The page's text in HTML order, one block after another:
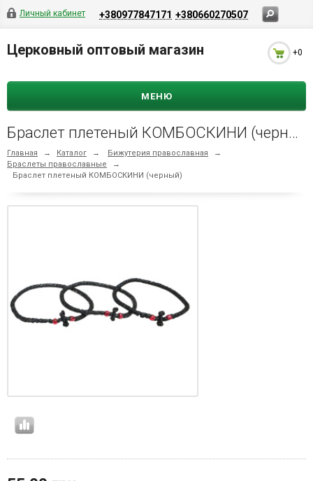
Личный кабинет +380977847171 +380660270507
Церковный оптовый магазин +0
МЕНЮ
Браслет плетеный КОМБОСКИНИ (черный)
Главная → Каталог → Бижутерия православная
→
Браслеты православные
→
Браслет плетеный КОМБОСКИНИ (черный)